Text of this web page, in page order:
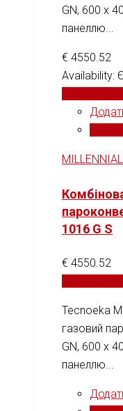
GN, 600 х
панеллю...
€ 4550.52
Availability:
1016 G S
€ 4550.52
Tecnoeka
газовий
GN, 600 х
панеллю...